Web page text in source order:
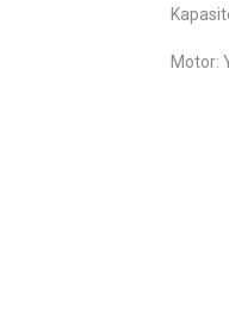
Motor: